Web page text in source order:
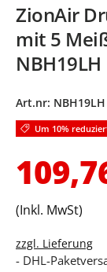
ZionAir
mit 5
NBH19LH
Art.nr: NBH19LH
Um 10%
(Inkl. MwSt)
zzgl. Lieferung
- DHL-